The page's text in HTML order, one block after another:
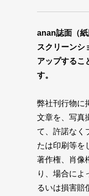
anan誌面（紙
スクリーンシ
アップするこ
す。
弊社刊行物に
文章を、写真
て、許諾なく
たは印刷等を
著作権、肖像
り、場合によ
るいは損害賠